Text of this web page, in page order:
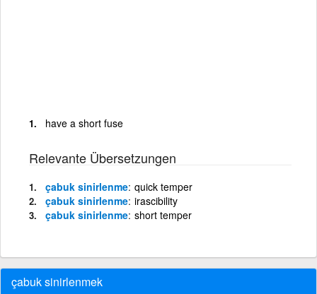
have a short fuse
Relevante Übersetzungen
çabuk sinirlenme quick temper
çabuk sinirlenme irascibility
çabuk sinirlenme short temper
çabuk sinirlenmek